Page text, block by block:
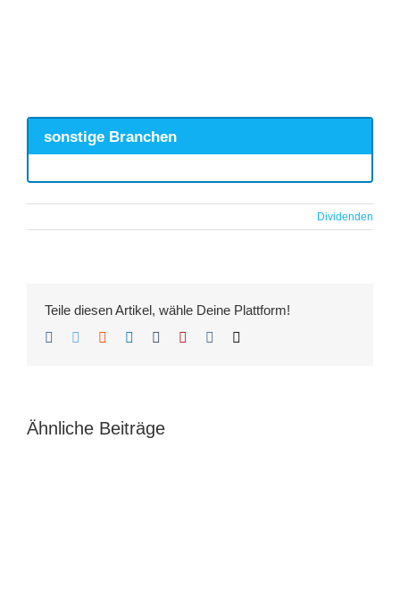
sonstige Branchen
Dividenden
Teile diesen Artikel, wähle Deine Plattform!
Facebook
TwitterReddit LinkedIn
TumblrPinterest
Ähnliche Beiträge